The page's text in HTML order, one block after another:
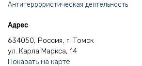
Доценко Семён Сергеевич
Дробышев Григорий Иванович
Епанчинцев Николай Дмитриевич
Антитеррористическая деятельность
Адрес
634050, Россия, г. Томск
ул. Карла Маркса, 14
Показать на карте